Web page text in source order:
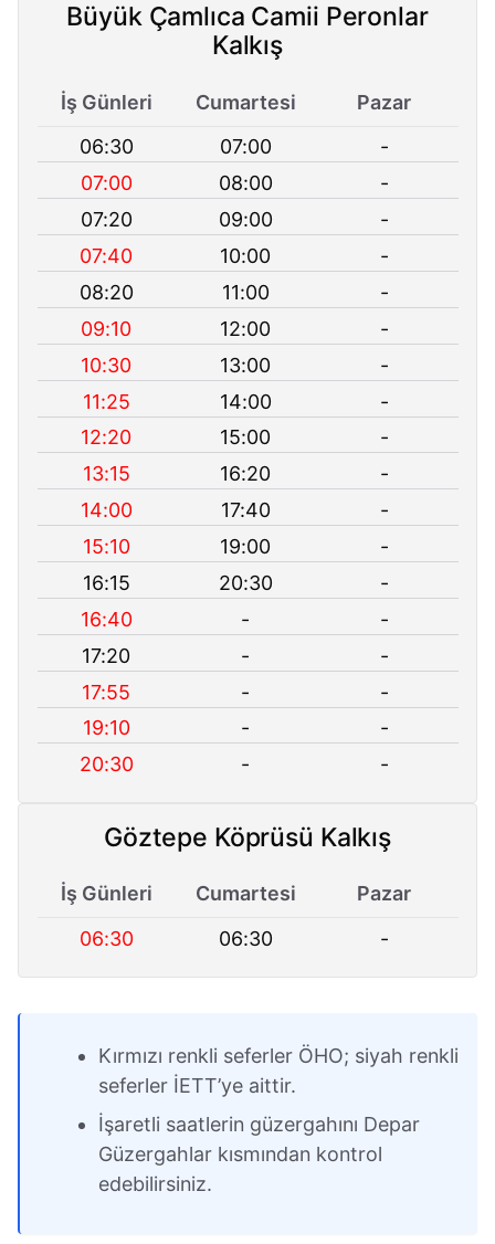
Büyük Çamlıca Camii Peronlar
Kalkış
İş Günleri Cumartesi
Pazar
06:30
07:00
-
07:00
08:00
-
07:20
09:00
-
07:40
10:00
-
08:20
11:00
-
09:10
12:00
-
10:30
13:00
-
11:25
14:00
-
12:20
15:00
-
13:15
16:20
-
14:00
17:40
-
15:10
19:00
-
16:15
20:30
-
16:40
-
-
17:20
-
-
17:55
-
-
19:10
-
-
20:30
- -
Göztepe Köprüsü Kalkış
İş Günleri Cumartesi
Pazar
06:30
06:30 -
Kırmızı renkli seferler ÖHO; siyah renkli
seferler İETT’ye aittir.
İşaretli saatlerin güzergahını Depar
Güzergahlar kısmından kontrol
edebilirsiniz.